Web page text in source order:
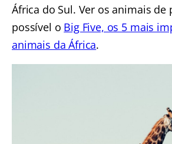
África do Sul. Ver os animais de
possível o Big Five, os 5 mais
animais da África.